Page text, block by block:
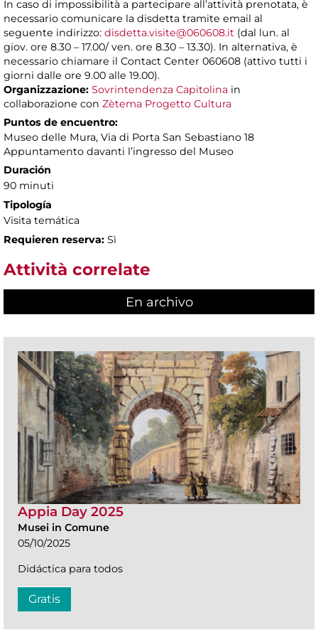
In caso di impossibilità a partecipare all’attività prenotata, è
necessario comunicare la disdetta tramite email al
seguente indirizzo: disdetta.visite@060608.it (dal lun. al
giov. ore 8.30 – 17.00/ ven. ore 8.30 – 13.30). In alternativa, è
necessario chiamare il Contact Center 060608 (attivo tutti i
giorni dalle ore 9.00 alle 19.00).
Organizzazione: Sovrintendenza Capitolina in
collaborazione con Zètema Progetto Cultura
Puntos de encuentro:
Museo delle Mura, Via di Porta San Sebastiano 18
Appuntamento davanti l’ingresso del Museo
Duración
90 minuti
Tipología
Visita temática
Requieren reserva: Sì
Attività correlate
En archivo
Appia Day 2025
Musei in Comune
05/10/2025
Didáctica para todos
Gratis